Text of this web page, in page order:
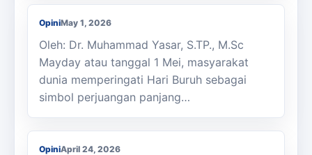
OpiniMay 1, 2026
Oleh: Dr. Muhammad Yasar, S.TP., M.Sc
Mayday atau tanggal 1 Mei, masyarakat
dunia memperingati Hari Buruh sebagai
simbol perjuangan panjang…
Menata Ulang Pertanian Aceh Pasca
Bencana
OpiniApril 24, 2026